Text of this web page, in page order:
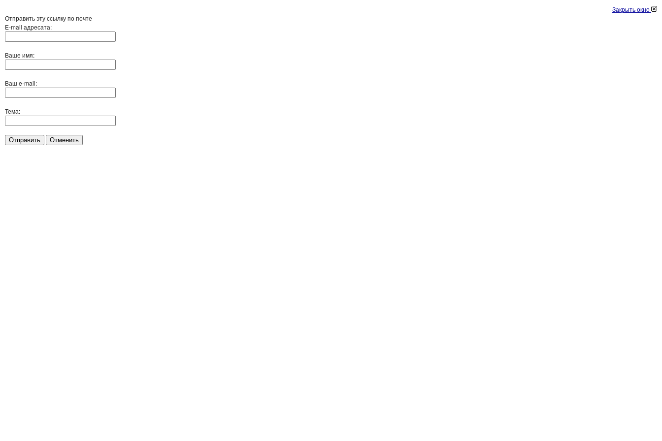
Закрыть окно
Отправить эту ссылку по почте
E-mail адресата:
Ваше имя:
Ваш e-mail:
Тема:
Отправить Отменить